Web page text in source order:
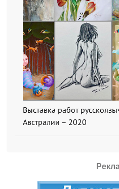
Выставка работ
Австралии – 2020